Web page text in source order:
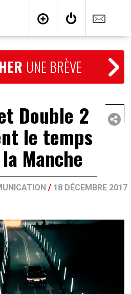
UNE BRÈVE
Double 2
le temps
Manche
/ 18 DÉCEMBRE 2017